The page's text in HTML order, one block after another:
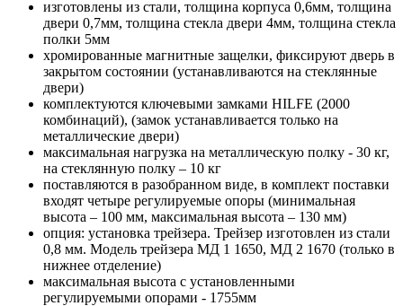
изготовлены из стали, толщина корпуса 0,6мм, толщина
двери 0,7мм, толщина стекла двери 4мм, толщина стекла
полки 5мм
хромированные магнитные защелки, фиксируют дверь в
закрытом состоянии (устанавливаются на стеклянные
двери)
комплектуются ключевыми замками HILFE (2000
комбинаций), (замок устанавливается только на
металлические двери)
максимальная нагрузка на металлическую полку - 30 кг,
на стеклянную полку – 10 кг
поставляются в разобранном виде, в комплект поставки
входят четыре регулируемые опоры (минимальная
высота – 100 мм, максимальная высота – 130 мм)
опция: установка трейзера. Трейзер изготовлен из стали
0,8 мм. Модель трейзера МД 1 1650, МД 2 1670 (только в
нижнее отделение)
максимальная высота с установленными
регулируемыми опорами - 1755мм